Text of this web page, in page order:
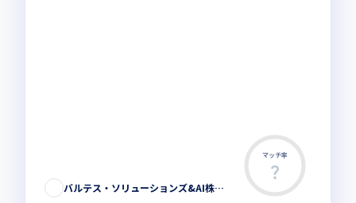
マッチ率
バルテス・ソリューションズ&AI株式会社